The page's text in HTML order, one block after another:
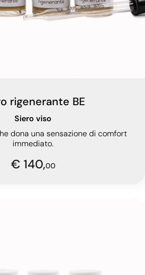
rigenerante BE
Siero viso
dona una sensazione di comfort
immediato.
€ 140,00